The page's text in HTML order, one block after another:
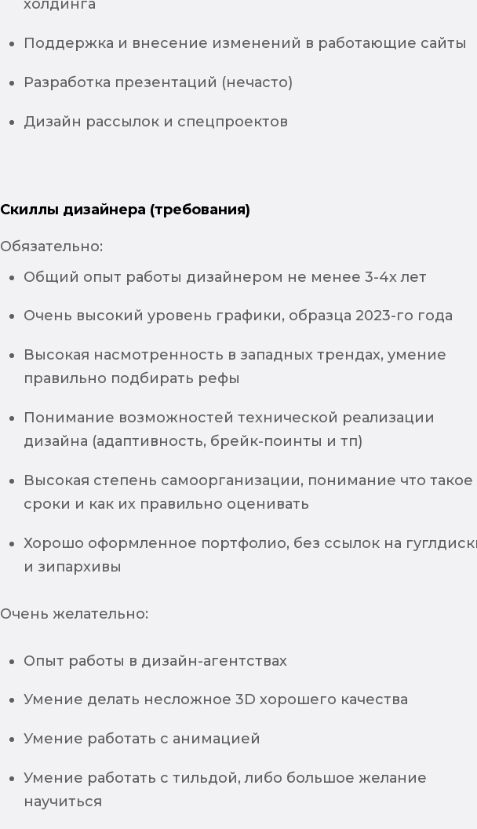
холдинга
Поддержка и внесение изменений в работающие сайты
Разработка презентаций (нечасто)
Дизайн рассылок и спецпроектов
Скиллы дизайнера (требования)
Обязательно:
Общий опыт работы дизайнером не менее 3-4х лет
Очень высокий уровень графики, образца 2023-го года
Высокая насмотренность в западных трендах, умение
правильно подбирать рефы
Понимание возможностей технической реализации
дизайна (адаптивность, брейк-поинты и тп)
Высокая степень самоорганизации, понимание что такое
сроки и как их правильно оценивать
Хорошо оформленное портфолио, без ссылок на
и зипархивы
Очень желательно:
Опыт работы в дизайн-агентствах
Умение делать несложное 3D хорошего качества
Умение работать с анимацией
Умение работать с тильдой, либо большое желание
научиться